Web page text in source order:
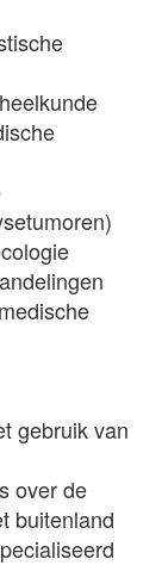
gebruik van
over de
buitenland